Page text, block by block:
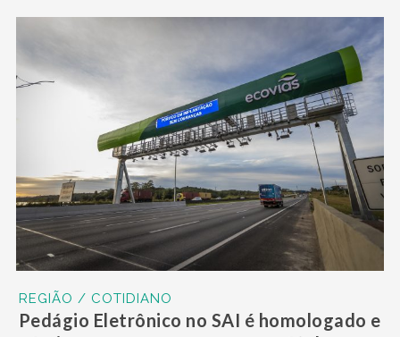
REGIÃO / COTIDIANO
Pedágio Eletrônico no SAI é homologado e